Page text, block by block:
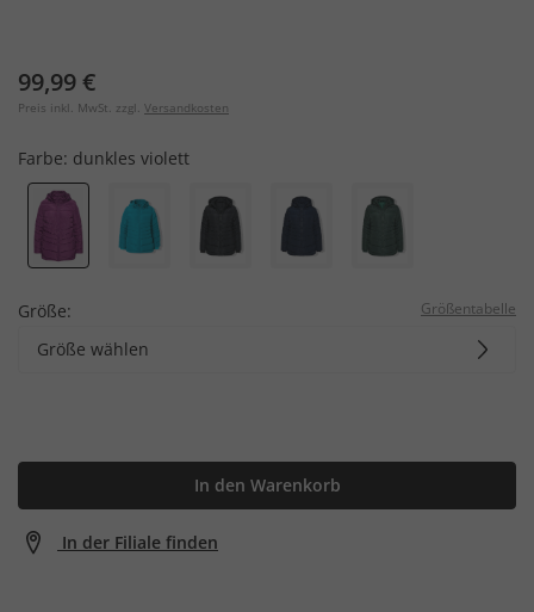
99,99 €
Preis inkl. MwSt. zzgl. Versandkosten
Farbe: dunkles violett
Größe: Größentabelle
Größe wählen
In den Warenkorb
In der Filiale finden